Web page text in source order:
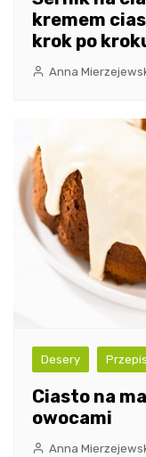
kremem
krok po
Anna
Desery
Ciasto na
owocami
Anna